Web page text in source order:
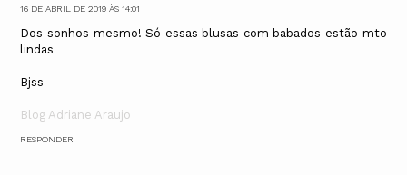
16 DE ABRIL DE 2019 ÀS 14:01
Dos sonhos mesmo! Só essas blusas com babados estão mto
lindas
Bjss
Blog Adriane Araujo
RESPONDER